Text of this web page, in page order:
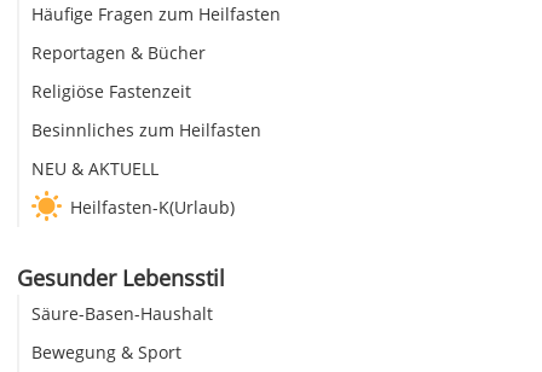
Häufige Fragen zum Heilfasten
Reportagen & Bücher
Religiöse Fastenzeit
Besinnliches zum Heilfasten
NEU & AKTUELL
Heilfasten-K(Urlaub)
Gesunder Lebensstil
Säure-Basen-Haushalt
Bewegung & Sport